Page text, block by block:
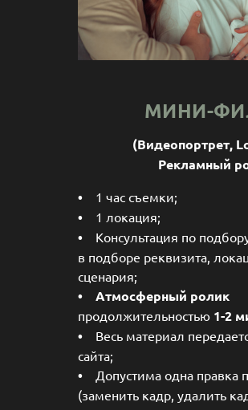
МИНИ-
(Видеопортрет,
Рекламный
• 1 час съемки;
• 1 локация;
• Консультация по
в подборе реквизита,
сценария;
• Атмосферный ролик
продолжительностью 1-2
• Весь материал
сайта;
• Допустима одна правка
(заменить кадр, удалить